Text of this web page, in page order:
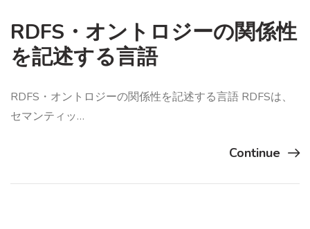
RDFS・オントロジーの関係性
を記述する言語
RDFS・オントロジーの関係性を記述する言語 RDFSは、
セマンティッ…
Continue